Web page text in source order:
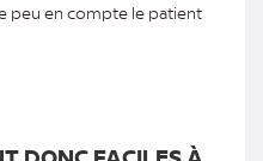
peu en compte le patient